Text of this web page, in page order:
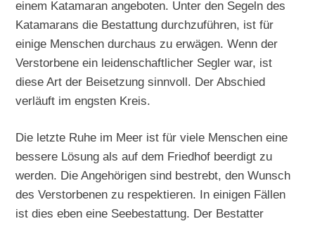
einem Katamaran angeboten. Unter den Segeln des
Katamarans die Bestattung durchzuführen, ist für
einige Menschen durchaus zu erwägen. Wenn der
Verstorbene ein leidenschaftlicher Segler war, ist
diese Art der Beisetzung sinnvoll. Der Abschied
verläuft im engsten Kreis.
Die letzte Ruhe im Meer ist für viele Menschen eine
bessere Lösung als auf dem Friedhof beerdigt zu
werden. Die Angehörigen sind bestrebt, den Wunsch
des Verstorbenen zu respektieren. In einigen Fällen
ist dies eben eine Seebestattung. Der Bestatter